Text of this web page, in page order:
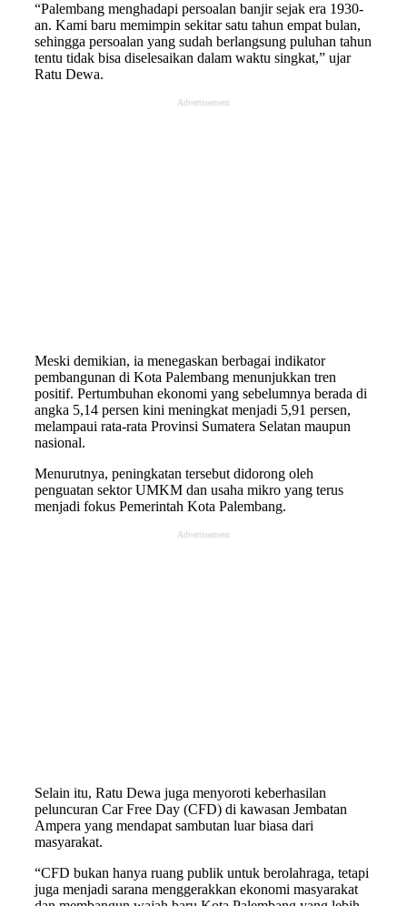
“Palembang menghadapi persoalan banjir sejak era 1930-
an. Kami baru memimpin sekitar satu tahun empat bulan,
sehingga persoalan yang sudah berlangsung puluhan tahun
tentu tidak bisa diselesaikan dalam waktu singkat,” ujar
Ratu Dewa.
Advertisement
Meski demikian, ia menegaskan berbagai indikator
pembangunan di Kota Palembang menunjukkan tren
positif. Pertumbuhan ekonomi yang sebelumnya berada di
angka 5,14 persen kini meningkat menjadi 5,91 persen,
melampaui rata-rata Provinsi Sumatera Selatan maupun
nasional.
Menurutnya, peningkatan tersebut didorong oleh
penguatan sektor UMKM dan usaha mikro yang terus
menjadi fokus Pemerintah Kota Palembang.
Advertisement
Selain itu, Ratu Dewa juga menyoroti keberhasilan
peluncuran Car Free Day (CFD) di kawasan Jembatan
Ampera yang mendapat sambutan luar biasa dari
masyarakat.
“CFD bukan hanya ruang publik untuk berolahraga, tetapi
juga menjadi sarana menggerakkan ekonomi masyarakat